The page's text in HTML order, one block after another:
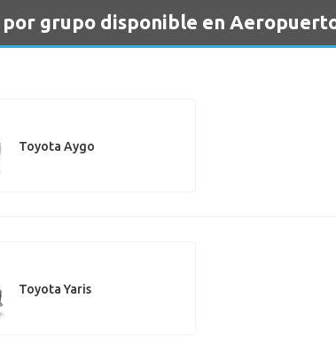
grupo disponible en
Toyota Aygo
Toyota Yaris